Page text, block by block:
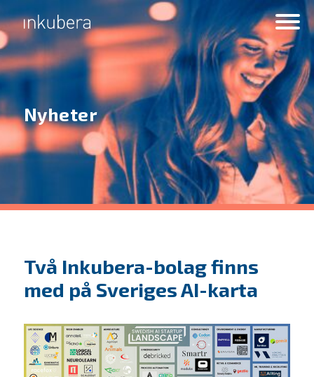
Nyheter
Två Inkubera-bolag finns
med på Sveriges AI-karta